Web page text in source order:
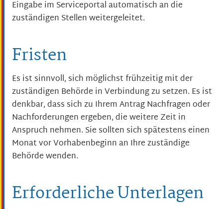
Eingabe im Serviceportal automatisch an die
zuständigen Stellen weitergeleitet.
Fristen
Es ist sinnvoll, sich möglichst frühzeitig mit der
zuständigen Behörde in Verbindung zu setzen. Es ist
denkbar, dass sich zu Ihrem Antrag Nachfragen oder
Nachforderungen ergeben, die weitere Zeit in
Anspruch nehmen. Sie sollten sich spätestens einen
Monat vor Vorhabenbeginn an Ihre zuständige
Behörde wenden.
Erforderliche Unterlagen